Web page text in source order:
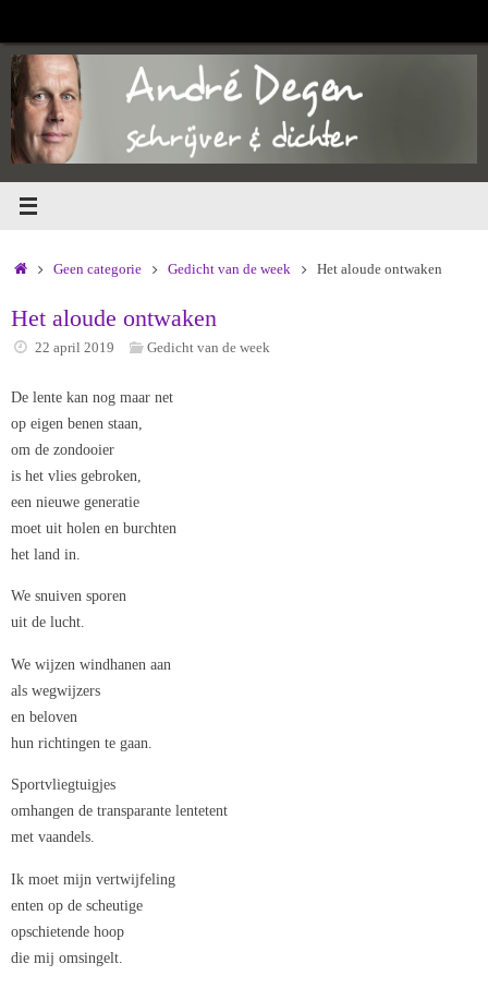
de
inhoud
HomeGeen categorie Gedicht van de week Het aloude ontwaken
Het aloude ontwaken
22 april 2019 Gedicht van de week
De lente kan nog maar net
op eigen benen staan,
om de zondooier
is het vlies gebroken,
een nieuwe generatie
moet uit holen en burchten
het land in.
We snuiven sporen
uit de lucht.
We wijzen windhanen aan
als wegwijzers
en beloven
hun richtingen te gaan.
Sportvliegtuigjes
omhangen de transparante lentetent
met vaandels.
Ik moet mijn vertwijfeling
enten op de scheutige
opschietende hoop
die mij omsingelt.